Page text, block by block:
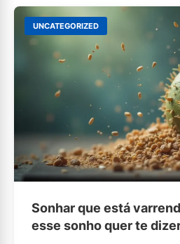
UNCATEGORIZED
Sonhar que está
esse sonho quer te